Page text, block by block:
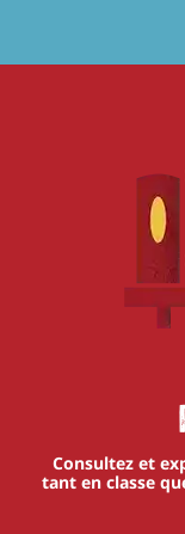
Consultez et
tant en classe